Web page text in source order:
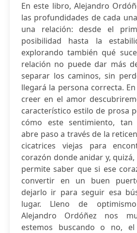
En este libro, Alejandro
las profundidades de cada
una relación: desde el
posibilidad hasta la
explorando también qué
relación no puede dar más
separar los caminos, sin
llegará la persona correcta.
creer en el amor
característico estilo de prosa
cómo este sentimiento, tan
abre paso a través de la
cicatrices viejas para
corazón donde anidar y, quizá,
permite saber que si ese
convertir en un buen
dejarlo ir para seguir esa
lugar. Lleno de
Alejandro Ordóñez nos
estemos buscando o no,